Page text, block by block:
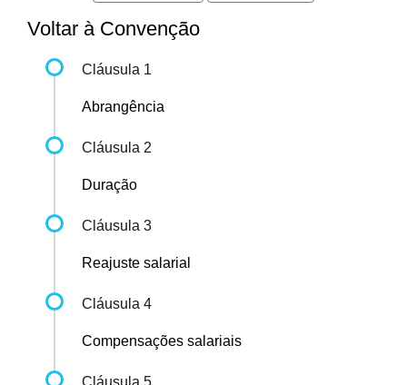
Voltar à Convenção
Cláusula 1
Abrangência
Cláusula 2
Duração
Cláusula 3
Reajuste salarial
Cláusula 4
Compensações salariais